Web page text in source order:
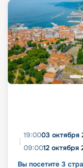
19:0003 октября
09:0012 октября
Вы посетите 3